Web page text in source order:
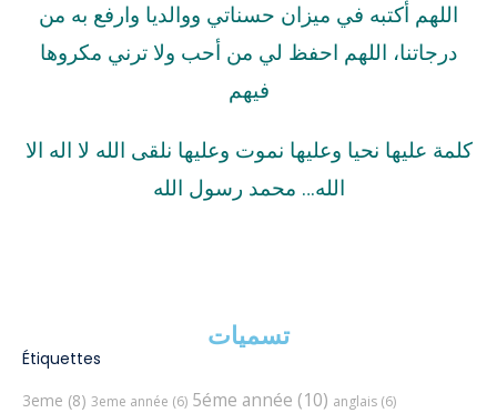
اللهم أكتبه في ميزان حسناتي ووالديا وارفع به من
درجاتنا، اللهم احفظ لي من أحب ولا ترني مكروها
فيهم
كلمة عليها نحيا وعليها نموت وعليها نلقى الله لا اله الا
الله… محمد رسول الله
تسميات
Étiquettes
3eme (8) 3eme année (6) 5éme année (10) anglais (6)